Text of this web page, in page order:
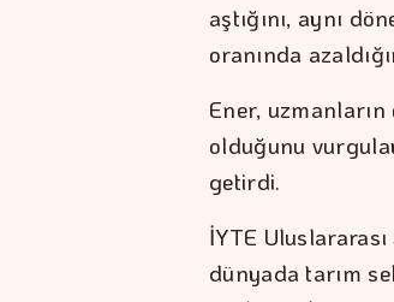
aştığını, aynı
oranında
Ener,
olduğunu
getirdi.
İYTE
dünyada tarım